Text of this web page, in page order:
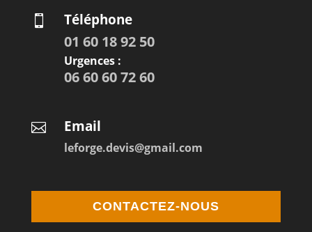
 Téléphone
01 60 18 92 50
Urgences :
06 60 60 72 60
 Email
leforge.devis@gmail.com
CONTACTEZ-NOUS